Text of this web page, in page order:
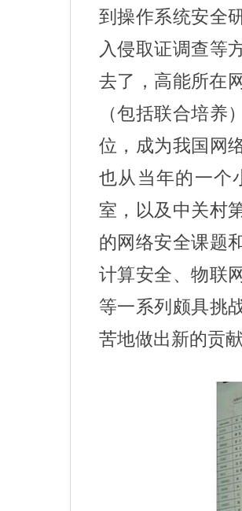
到操作系统安全
入侵取证调查等
去了，高能所在
（包括联合培养
位，成为我国网
也从当年的一个
室，以及中关村
的网络安全课题
计算安全、物联
等一系列颇具挑
苦地做出新的贡